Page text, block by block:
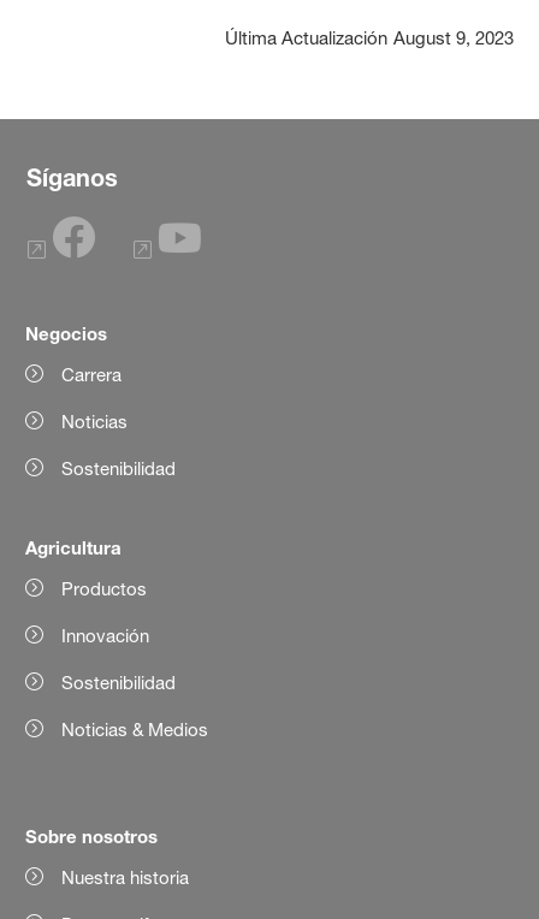
Última Actualización August 9, 2023
Síganos
Negocios
Carrera
Noticias
Sostenibilidad
Agricultura
Productos
Innovación
Sostenibilidad
Noticias & Medios
Sobre nosotros
Nuestra historia